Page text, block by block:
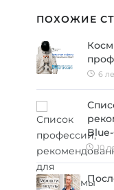
ПОХОЖИЕ
6
10